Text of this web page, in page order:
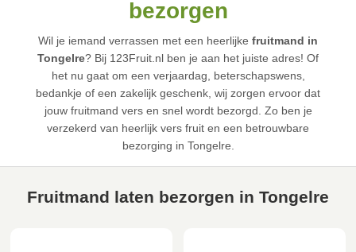
bezorgen
Wil je iemand verrassen met een heerlijke fruitmand in
Tongelre? Bij 123Fruit.nl ben je aan het juiste adres! Of
het nu gaat om een verjaardag, beterschapswens,
bedankje of een zakelijk geschenk, wij zorgen ervoor dat
jouw fruitmand vers en snel wordt bezorgd. Zo ben je
verzekerd van heerlijk vers fruit en een betrouwbare
bezorging in Tongelre.
Fruitmand laten bezorgen in Tongelre